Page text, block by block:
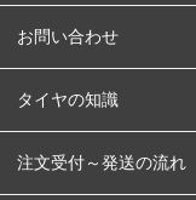
お問い合わせ
タイヤの知識
注文受付～発送の流れ